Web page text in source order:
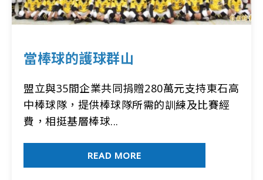
當棒球的護球群山
盟立與35間企業共同捐贈280萬元支持東石高
中棒球隊，提供棒球隊所需的訓練及比賽經
費，相挺基層棒球...
READ MORE